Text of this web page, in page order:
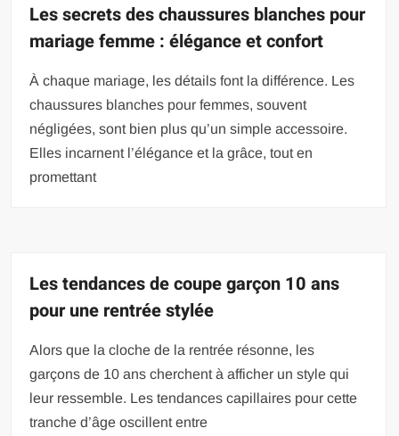
Les secrets des chaussures blanches pour
mariage femme : élégance et confort
À chaque mariage, les détails font la différence. Les
chaussures blanches pour femmes, souvent
négligées, sont bien plus qu’un simple accessoire.
Elles incarnent l’élégance et la grâce, tout en
promettant
Les tendances de coupe garçon 10 ans
pour une rentrée stylée
Alors que la cloche de la rentrée résonne, les
garçons de 10 ans cherchent à afficher un style qui
leur ressemble. Les tendances capillaires pour cette
tranche d’âge oscillent entre